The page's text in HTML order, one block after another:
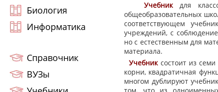
Биология
Информатика
Справочник
ВУЗы
Учебникдля
общеобразовательных
соответствующем
учреждений, с
но с естественным для
материала.
Учебниксостоит из семи
корни, квадратичная
многом дублируют